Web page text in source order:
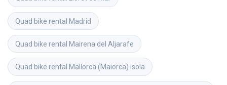
Quad bike rental Madrid
Quad bike rental Mairena del Aljarafe
Quad bike rental Mallorca (Maiorca) isola